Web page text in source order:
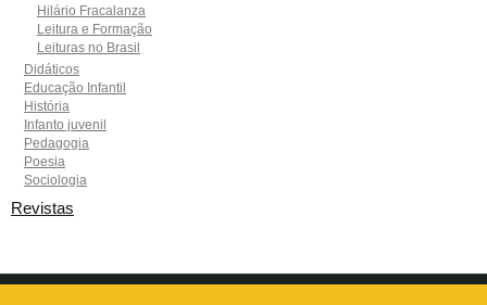
Hilário Fracalanza
Leitura e Formação
Leituras no Brasil
Didáticos
Educação Infantil
História
Infanto juvenil
Pedagogia
Poesia
Sociologia
Revistas